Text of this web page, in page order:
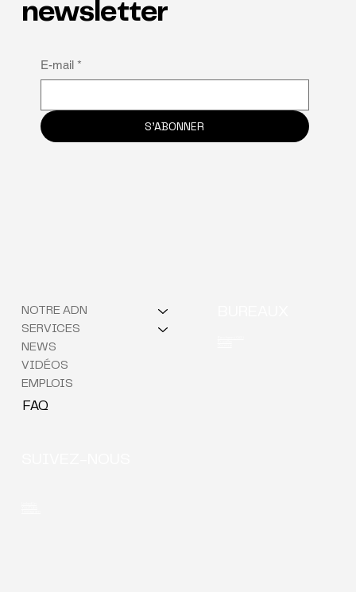
Pourquoi la neuroinclusion est la clé de la
rétention
newsletter
E-mail *
S'ABONNER
NOTRE ADN
SERVICES
NEWS
VIDÉOS
EMPLOIS
FAQ